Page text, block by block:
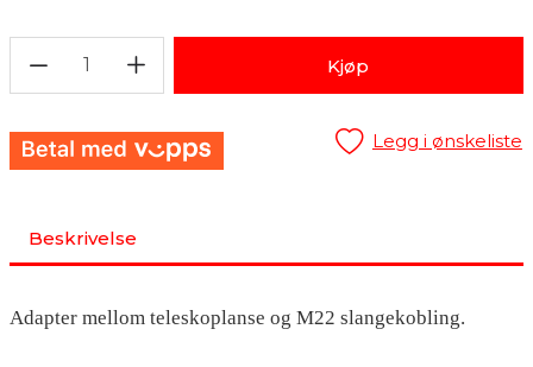
1 Kjøp
Legg i ønskeliste
Beskrivelse
Adapter mellom teleskoplanse og M22 slangekobling.